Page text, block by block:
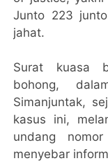
Junto 223
jahat.
Surat kuasa
bohong,
Simanjuntak,
kasus ini,
undang
menyebar